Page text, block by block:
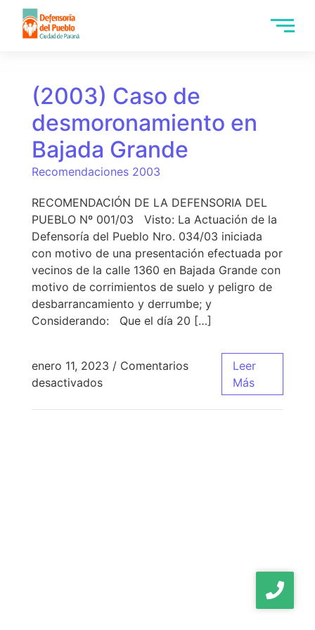
(2003) Caso de
desmoronamiento en
Bajada Grande
Recomendaciones 2003
RECOMENDACIÓN DE LA DEFENSORIA DEL
PUEBLO Nº 001/03 Visto: La Actuación de la
Defensoría del Pueblo Nro. 034/03 iniciada
con motivo de una presentación efectuada por
vecinos de la calle 1360 en Bajada Grande con
motivo de corrimientos de suelo y peligro de
desbarrancamiento y derrumbe; y
Considerando: Que el día 20 […]
enero 11, 2023 / Comentarios
desactivados
Leer
Más